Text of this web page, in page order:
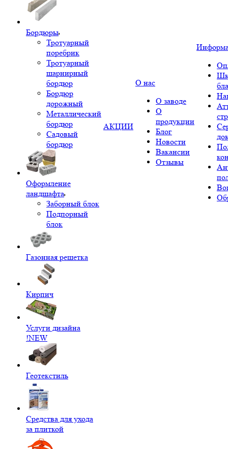
Бордюры
Тротуарный
поребрик
Тротуарный
шарнирный
бордюр
Бордюр
дорожный
Металлический
бордюр
Садовый
бордюр
Оформление
ландшафта
Заборный блок
Подпорный
блок
Газонная решетка
Кирпич
Услуги дизайна
!NEW
Геотекстиль
Средства для ухода
за плиткой
АКЦИИ
О нас
О заводе
О
продукции
Блог
Новости
Вакансии
Отзывы